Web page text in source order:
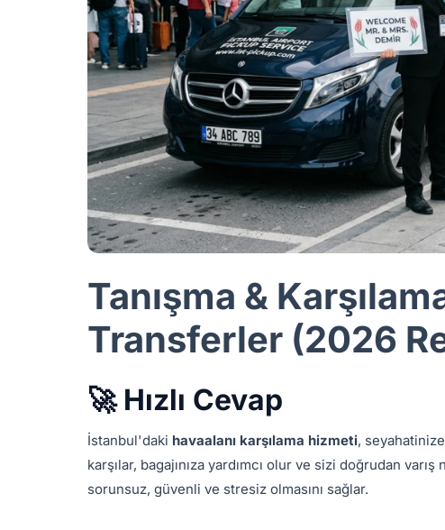
Tanışma &
Transferler (2026
🚀 Hızlı Cevap
İstanbul'daki havaalanı karşılama hizmeti,
karşılar, bagajınıza yardımcı olur ve sizi doğrudan
sorunsuz, güvenli ve stresiz olmasını sağlar.